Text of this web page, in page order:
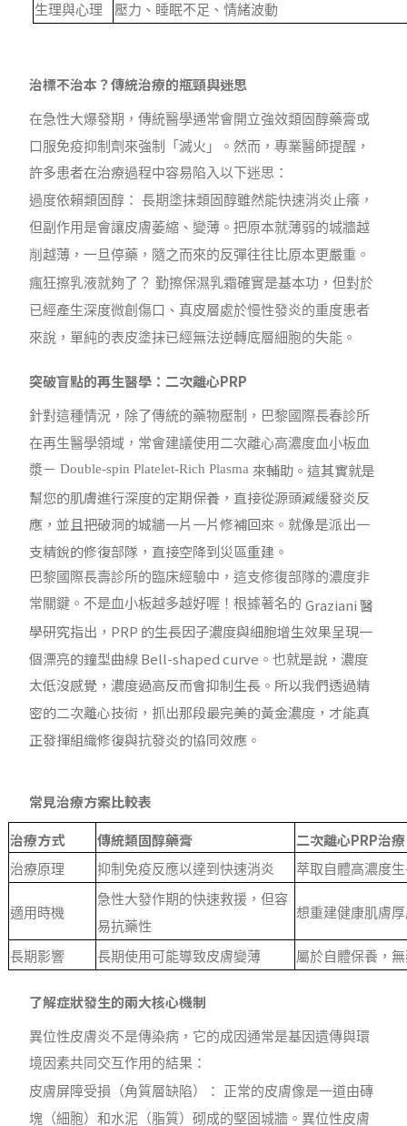
生理與心理 壓力、睡眠不足、情緒波動
治標不治本？傳統治療的瓶頸與迷思
在急性大爆發期，傳統醫學通常會開立強效類固醇藥膏或
口服免疫抑制劑來強制「滅火」。然而，專業醫師提醒，
許多患者在治療過程中容易陷入以下迷思：
過度依賴類固醇： 長期塗抹類固醇雖然能快速消炎止癢，
但副作用是會讓皮膚萎縮、變薄。把原本就薄弱的城牆越
削越薄，一旦停藥，隨之而來的反彈往往比原本更嚴重。
瘋狂擦乳液就夠了？ 勤擦保濕乳霜確實是基本功，但對於
已經產生深度微創傷口、真皮層處於慢性發炎的重度患者
來說，單純的表皮塗抹已經無法逆轉底層細胞的失能。
突破盲點的再生醫學：二次離心PRP
針對這種情況，除了傳統的藥物壓制， 巴黎國際長春診所
在再生醫學領域 ， 常會建議使用二次離心高濃度血小板血
漿－ Double-spin Platelet-Rich Plasma 來輔助。這其實就是
幫您的肌膚進行深度的定期保養，直接從源頭減緩發炎反
應，並且把破洞的城牆一片一片修補回來。就像是派出一
支精銳的修復部隊，直接空降到災區重建。
巴黎國際長壽診所的臨床經驗中，這支修復部隊的濃度非
常關鍵。不是血小板越多越好喔！根據著名的Graziani醫
學研究指出， PRP 的生長因子濃度與細胞增生效果呈現一
個漂亮的鐘型曲線 Bell-shaped curve 。也就是說，濃度
太低沒感覺，濃度過高反而會抑制生長。所以我們透過精
密的二次離心技術，抓出那段最完美的黃金濃度，才能真
正發揮組織修復與抗發炎的協同效應。
常見治療方案比較表
治療方式 傳統類固醇藥膏 二次離心PRP治療
治療原理 抑制免疫反應以達到快速消炎 萃取自體高濃度
適用時機
急性大發作期的快速救援，但容
易抗藥性
想重建健康肌膚
長期影響 長期使用可能導致皮膚變薄 屬於自體保養，
了解症狀發生的兩大核心機制
異位性皮膚炎不是傳染病，它的成因通常是基因遺傳與環
境因素共同交互作用的結果：
皮膚屏障受損（角質層缺陷）： 正常的皮膚像是一道由磚
塊（細胞）和水泥（脂質）砌成的堅固城牆。異位性皮膚